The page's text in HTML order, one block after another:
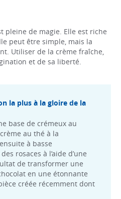
pleine de magie. Elle est riche
peut être simple, mais la
Utiliser de la crème fraîche,
et de sa liberté.
la plus à la gloire de la
base de crémeux au
au thé à la
à basse
rosaces à l’aide d’une
de transformer une
en une étonnante
créée récemment dont